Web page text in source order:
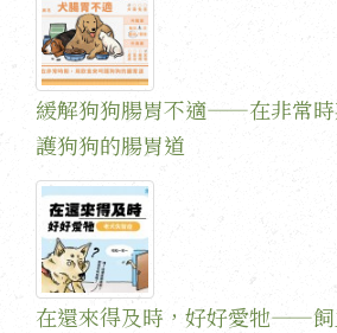
緩解狗狗腸胃不適——在非常
護狗狗的腸胃道
在還來得及時，好好愛牠——飼